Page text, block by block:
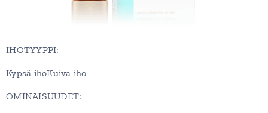
IHOTYYPPI:
Kypsä ihoKuiva iho
OMINAISUUDET: